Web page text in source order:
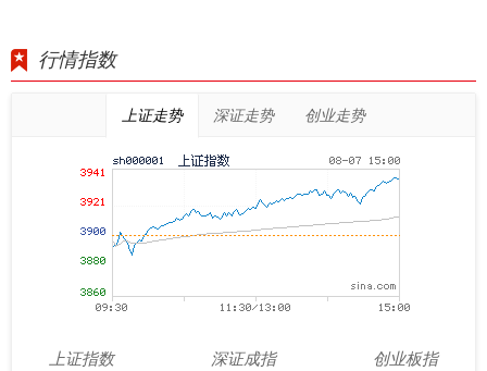
行情指数
上证走势 深证走势 创业走势
上证指数
深证成指
创业板指